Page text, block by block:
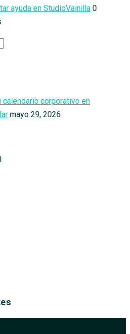
ayuda en StudioVainilla 0
calendario corporativo en
mayo 29, 2026